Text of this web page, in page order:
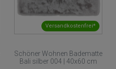
Versandkostenfrei*
Schöner Wohnen Badematte
Bali silber 004 | 40x60 cm